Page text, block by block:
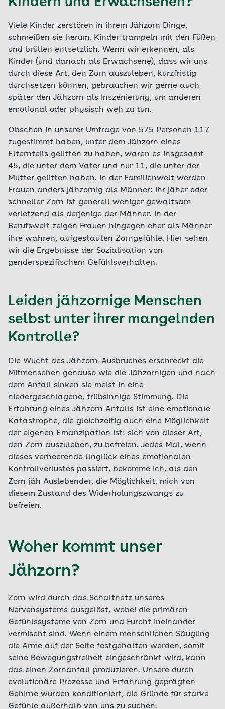
Viele Kinder zerstören in ihrem Jähzorn Dinge,
schmeißen sie herum. Kinder trampeln mit den Füßen
und brüllen entsetzlich. Wenn wir erkennen, als
Kinder (und danach als Erwachsene), dass wir uns
durch diese Art, den Zorn auszuleben, kurzfristig
durchsetzen können, gebrauchen wir gerne auch
später den Jähzorn als Inszenierung, um anderen
emotional oder physisch weh zu tun.
Obschon in unserer Umfrage von 575 Personen 117
zugestimmt haben, unter dem Jähzorn eines
Elternteils gelitten zu haben, waren es insgesamt
45, die unter dem Vater und nur 11, die unter der
Mutter gelitten haben. In der Familienwelt werden
Frauen anders jähzornig als Männer: Ihr jäher oder
schneller Zorn ist generell weniger gewaltsam
verletzend als derjenige der Männer. In der
Berufswelt zeigen Frauen hingegen eher als Männer
ihre wahren, aufgestauten Zorngefühle. Hier sehen
wir die Ergebnisse der Sozialisation von
genderspezifischem Gefühlsverhalten.
Leiden jähzornige Menschen
selbst unter ihrer mangelnden
Kontrolle?
Die Wucht des Jähzorn-Ausbruches erschreckt die
Mitmenschen genauso wie die Jähzornigen und nach
dem Anfall sinken sie meist in eine
niedergeschlagene, trübsinnige Stimmung. Die
Erfahrung eines Jähzorn Anfalls ist eine emotionale
Katastrophe, die gleichzeitig auch eine Möglichkeit
der eigenen Emanzipation ist: sich von dieser Art,
den Zorn auszuleben, zu befreien. Jedes Mal, wenn
dieses verheerende Unglück eines emotionalen
Kontrollverlustes passiert, bekomme ich, als den
Zorn jäh Auslebender, die Möglichkeit, mich von
diesem Zustand des Widerholungszwangs zu
befreien.
Woher kommt unser
Jähzorn?
Zorn wird durch das Schaltnetz unseres
Nervensystems ausgelöst, wobei die primären
Gefühlssysteme von Zorn und Furcht ineinander
vermischt sind. Wenn einem menschlichen Säugling
die Arme auf der Seite festgehalten werden, somit
seine Bewegungsfreiheit eingeschränkt wird, kann
das einen Zornanfall produzieren. Unsere durch
evolutionäre Prozesse und Erfahrung geprägten
Gehirne wurden konditioniert, die Gründe für starke
Gefühle außerhalb von uns zu suchen.